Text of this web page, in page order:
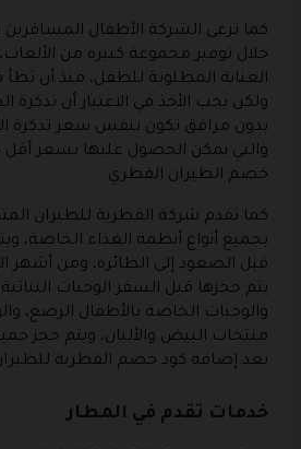
كما ترعى الشركة الأطفال
خلال توفير مجموعة كبيرة من الألعاب،
العناية المطلوبة للطفل، منذ أن
ولكن يجب الأخذ في الاعتبار أن تذكرة
بدون مرافق تكون بنفس سعر تذكرة
والتي يمكن الحصول عليها بسعر أقل
خصم الطيران القطري.
كما تقدم شركة القطرية للطيران
بجميع أنواع أنظمة الغذاء الخاصة،
قبل الصعود إلى الطائرة، ومن أشهر
يتم حجزها قبل السفر الوجبات
والوجبات الخاصة بالأطفال الرضع،
منتجات البيض والألبان، ويتم حجز
بعد إضافة كود خصم القطرية
خدمات تقدم في المطار